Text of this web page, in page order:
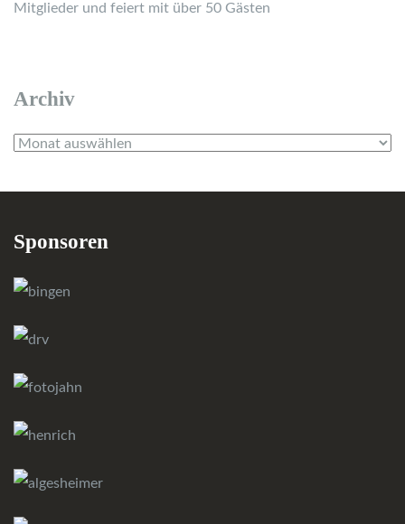
Mitglieder und feiert mit über 50 Gästen
Archiv
Archiv
Sponsoren